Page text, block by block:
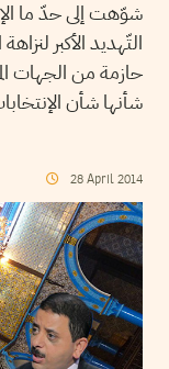
شوّهت إلى حدّ ما
التّهديد الأكبر
حازمة من الجهات
شأنها شأن
28 April 2014